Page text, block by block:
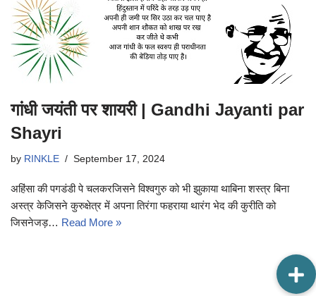
गांधी जयंती पर शायरी | Gandhi Jayanti par
Shayri
by RINKLE September 17, 2024
अहिंसा की पगडंडी पे चलकरजिसने विश्वगुरु को भी झुकाया थाबिना शस्त्र बिना
अस्त्र केजिसने कुरुक्षेत्र में अपना तिरंगा फहराया थारंग भेद की कुरीति को
जिसनेजड़… Read More »